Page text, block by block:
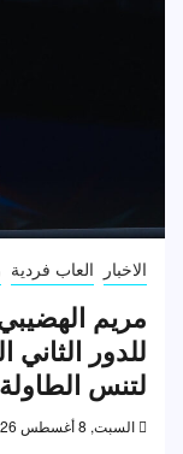
الاخبار العاب فردية
مريم
للدور
لتنس الطاولة
السبت, 8 أغسطس 2026, 9:54 م